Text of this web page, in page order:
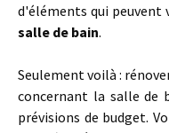
d'éléments qui peuvent
salle de bain.
Seulement voilà :
concernant la salle de
prévisions de budget.